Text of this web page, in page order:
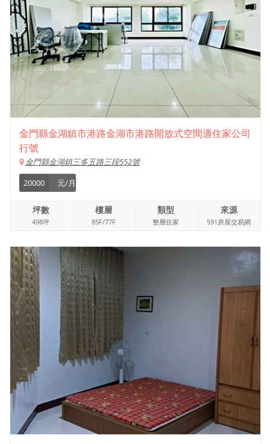
金門縣金湖鎮市港路金湖市港路開放式空間適住家公司
行號
金門縣金湖鎮三多五路三段552號
20000
元/月
坪數
498坪
樓層
85F/77F
類型
整層住家
來源
591房屋交易網